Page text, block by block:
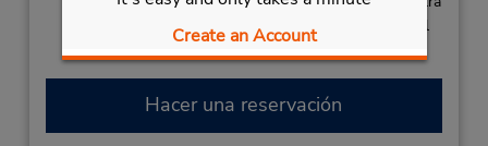
Create an Account
dentro de la terminal con una caminata corta hasta el
Hacer una reservación